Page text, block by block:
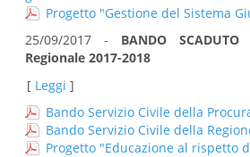
Progetto "Gestione del Sistema
25/09/2017 - BANDO
Regionale 2017-2018
[ Leggi ]
Bando Servizio Civile della
Bando Servizio Civile della
Progetto "Educazione al rispetto